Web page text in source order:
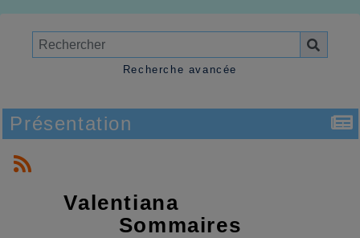
Recherche avancée
Présentation
Valentiana
Sommaires